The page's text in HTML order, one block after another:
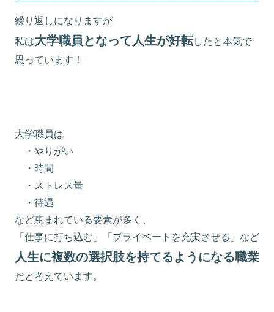
繰り返しになりますが
私は大学職員となって人生が好転したと本気で
思っています！
大学職員は
・やりがい
・時間
・ストレス量
・待遇
など恵まれている要素が多く、
「仕事に打ち込む」「プライベートを充実させる」など
人生に複数の選択肢を持てるようになる職業
だと考えています。